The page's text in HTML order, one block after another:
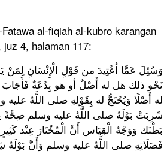
al-fiqiah al-kubro karangan
4, halaman 117:
وَسُئِلَ عَمَّا اُعْتِيدَ من قَوْلِ الْإِنْسَانِ
نَحْو ذلك هل له أَصْلٌ أو هو بِدْعَةٌ فَأَجَابَ
له أَصْلًا وَيُحْتَجُّ له بِقَوْلِهِ صلى اللَّهُ عليه
شَرِبَتْ بَوْلَهُ صلى اللَّهُ عليه وسلم صِحَّةً
بَطْنَك وَوَجْهُ الْقِيَاس أَنَّ الْمُخْتَارَ عِنْد
فَضَلَاتِهِ صلى اللَّهُ عليه وسلم وَأَنَّ بَوْلَهُ